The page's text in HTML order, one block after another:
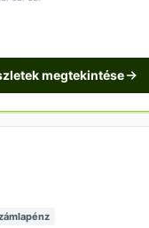
megtekintése